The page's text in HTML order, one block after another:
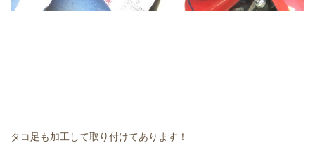
タコ足も加工して取り付けてあります！